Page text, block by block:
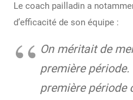
Le coach pailladin a
d’efficacité de son équipe :
On méritait de
première
première période